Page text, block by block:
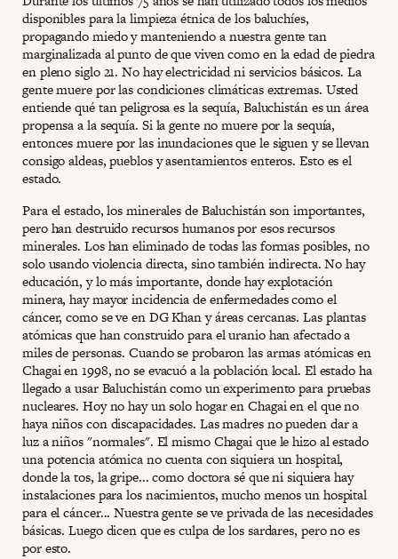
disponibles para la limpieza étnica de los baluchíes,
propagando miedo y manteniendo a nuestra gente tan
marginalizada al punto de que viven como en la edad de piedra
en pleno siglo 21. No hay electricidad ni servicios básicos. La
gente muere por las condiciones climáticas extremas. Usted
entiende qué tan peligrosa es la sequía, Baluchistán es un área
propensa a la sequía. Si la gente no muere por la sequía,
entonces muere por las inundaciones que le siguen y se llevan
consigo aldeas, pueblos y asentamientos enteros. Esto es el
estado.
Para el estado, los minerales de Baluchistán son importantes,
pero han destruido recursos humanos por esos recursos
minerales. Los han eliminado de todas las formas posibles, no
solo usando violencia directa, sino también indirecta. No hay
educación, y lo más importante, donde hay explotación
minera, hay mayor incidencia de enfermedades como el
cáncer, como se ve en DG Khan y áreas cercanas. Las plantas
atómicas que han construido para el uranio han afectado a
miles de personas. Cuando se probaron las armas atómicas en
Chagai en 1998, no se evacuó a la población local. El estado ha
llegado a usar Baluchistán como un experimento para pruebas
nucleares. Hoy no hay un solo hogar en Chagai en el que no
haya niños con discapacidades. Las madres no pueden dar a
luz a niños "normales". El mismo Chagai que le hizo al estado
una potencia atómica no cuenta con siquiera un hospital,
donde la tos, la gripe... como doctora sé que ni siquiera hay
instalaciones para los nacimientos, mucho menos un hospital
para el cáncer... Nuestra gente se ve privada de las necesidades
básicas. Luego dicen que es culpa de los sardares, pero no es
por esto.